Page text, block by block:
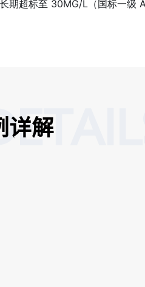
超标至 30MG/L（国标一级
详解